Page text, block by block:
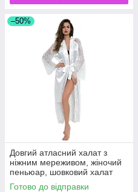
–50%
Довгий атласний халат з
ніжним мереживом, жіночий
пеньюар, шовковий халат
для нареченої білий S
Готово до відправки